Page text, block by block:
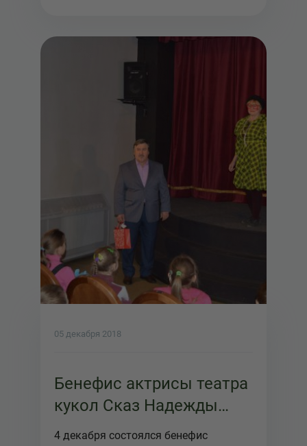
05 декабря 2018
Бенефис актрисы театра
кукол Сказ Надежды
Кирилловой
4 декабря состоялся бенефис